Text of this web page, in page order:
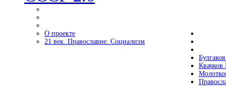
О проекте
21 век. Православие. Социализм